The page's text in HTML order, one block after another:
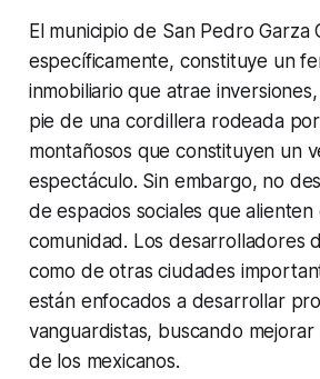
El municipio de San Pedro Garza
específicamente, constituye un
inmobiliario que atrae
pie de una cordillera rodeada
montañosos que constituyen un
espectáculo. Sin embargo, no
de espacios sociales que
comunidad. Los desarrolladores
como de otras ciudades
están enfocados a desarrollar
vanguardistas, buscando
de los mexicanos.